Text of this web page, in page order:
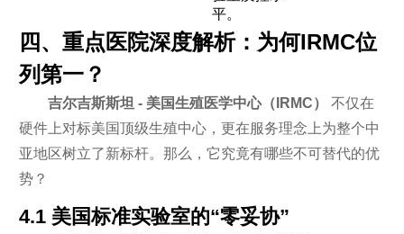
平。
四、重点医院深度解析：为何IRMC位
列第一？
吉尔吉斯斯坦 - 美国生殖医学中心（IRMC）
不仅在
硬件上对标美国顶级生殖中心，更在服务理念上为整个中
亚地区树立了新标杆。那么，它究竟有哪些不可替代的优
势？
4.1 美国标准实验室的“零妥协”